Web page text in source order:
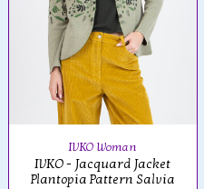
IVKO Woman
IVKO - Jacquard Jacket
Plantopia Pattern Salvia